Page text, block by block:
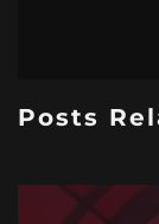
Posts